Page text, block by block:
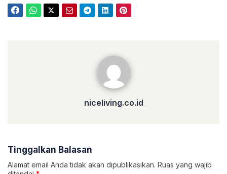
niceliving.co.id
Tinggalkan Balasan
Alamat email Anda tidak akan dipublikasikan. Ruas yang wajib